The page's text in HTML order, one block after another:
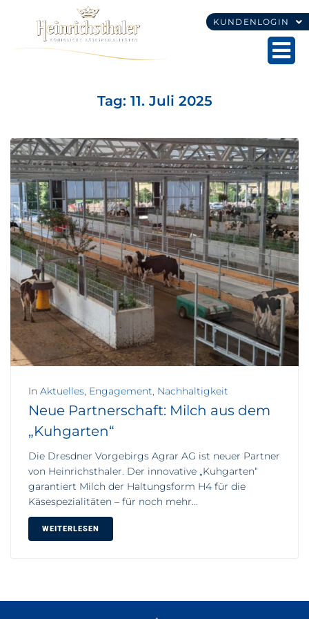
KUNDENLOGIN
Tag: 11. Juli 2025
In Aktuelles, Engagement, Nachhaltigkeit
Neue Partnerschaft: Milch aus dem
„Kuhgarten“
Die Dresdner Vorgebirgs Agrar AG ist neuer Partner
von Heinrichsthaler. Der innovative „Kuhgarten“
garantiert Milch der Haltungsform H4 für die
Käsespezialitäten – für noch mehr...
WEITERLESEN